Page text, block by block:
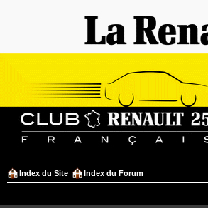
Index du Site Index du Forum